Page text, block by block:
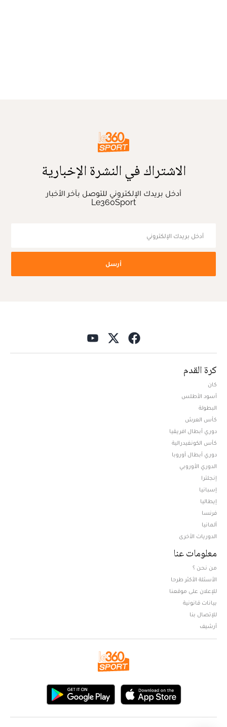
الاشتراك في النشرة الإخبارية
أدخل بريدك الإلكتروني للتوصل بآخر الأخبار
Le360Sport
أرسل
كرة القدم
كان
أسود الأطلس
البطولة
كأس العرش
دوري أبطال افريقيا
كأس الكونفيدرالية
دوري أبطال أوروبا
الدوري الأوروبي
إنجلترا
إسبانيا
إيطاليا
فرنسا
ألمانيا
الدوريات الأخرى
معلومات عنا
من نحن ؟
الأسئلة الأكثر طرحا
للإعلان على موقعنا
بيانات قانونية
للإتصال بنا
أرشيف